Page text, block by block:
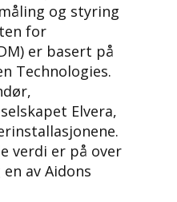
og styring
for
er basert på
Technologies.
Elvera,
verdi er på over
av Aidons